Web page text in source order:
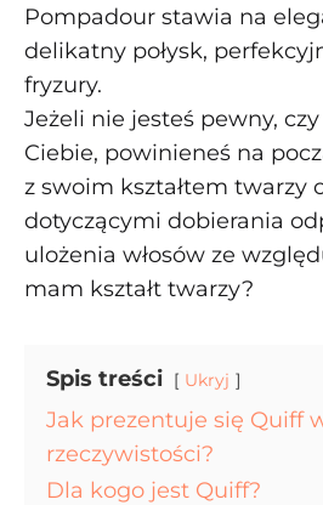
Pompadour stawia na
delikatny połysk,
fryzury.
Jeżeli nie jesteś pewny,
Ciebie, powinieneś na
z swoim kształtem twarzy
dotyczącymi dobierania
ulożenia włosów ze
mam kształt twarzy?
Spis treści Ukryj
Jak prezentuje się Quiff
rzeczywistości?
Dla kogo jest Quiff?